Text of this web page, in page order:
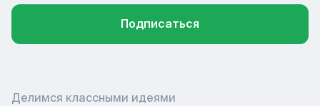
Подписаться
Делимся классными идеями